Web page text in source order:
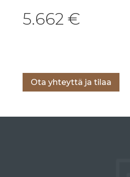
5.662 €
Ota yhteyttä ja tilaa